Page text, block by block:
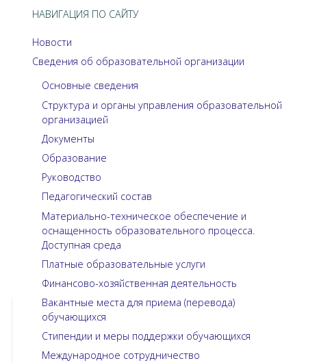
НАВИГАЦИЯ ПО САЙТУ
Новости
Сведения об образовательной организации
Основные сведения
Структура и органы управления образовательной
организацией
Документы
Образование
Руководство
Педагогический состав
Материально-техническое обеспечение и
оснащенность образовательного процесса.
Доступная среда
Платные образовательные услуги
Финансово-хозяйственная деятельность
Вакантные места для приема (перевода)
обучающихся
Стипендии и меры поддержки обучающихся
Международное сотрудничество